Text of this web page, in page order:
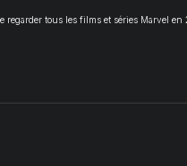
regarder tous les films et séries Marvel en